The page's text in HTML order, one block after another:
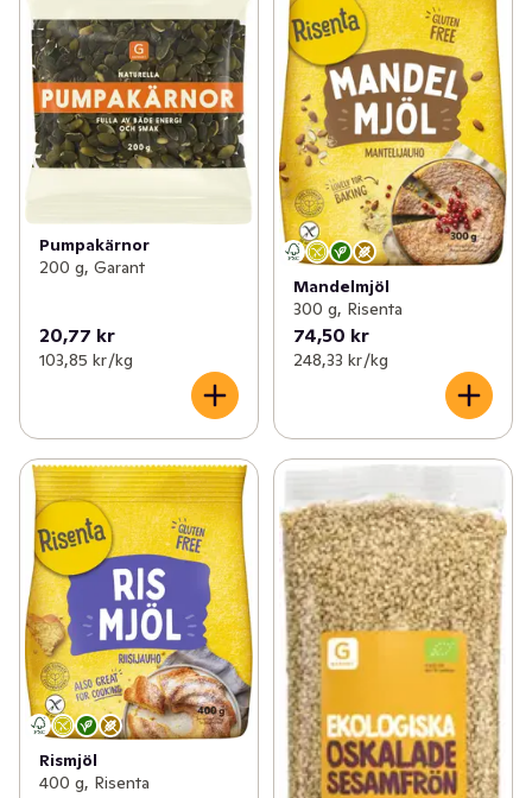
Pumpakärnor
200 g, Garant
20,77 kr
103,85 kr /kg
Mandelmjöl
300 g, Risenta
74,50 kr
248,33 kr /kg
Rismjöl
400 g, Risenta